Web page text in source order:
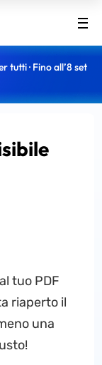
tutti · Fino all’8 set
tuo PDF
riaperto il
una